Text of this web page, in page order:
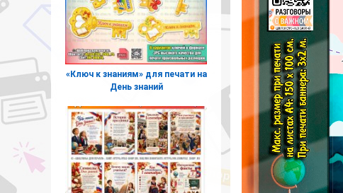
«Ключ к знаниям» для печати на
День знаний